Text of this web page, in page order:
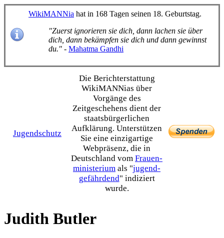
WikiMANNia hat in 168 Tagen seinen 18. Geburtstag.
"Zuerst ignorieren sie dich, dann lachen sie über
dich, dann bekämpfen sie dich und dann gewinnst
du." - Mahatma Gandhi
Jugendschutz
Die Bericht­erstattung
WikiMANNias über
Vorgänge des
Zeitgeschehens dient der
staats­bürgerlichen
Aufklärung. Unterstützen
Sie eine einzig­artige
Webpräsenz, die in
Deutschland vom Frauen­
ministerium als "jugend­
gefährdend" indiziert
wurde.
Judith Butler